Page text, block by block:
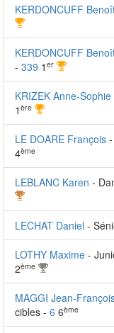
KERDONCUFF
KERDONCUFF
- 339 1 er
KRIZEK Anne-Sophie
1 ère
LE DOARE François
4ème
LEBLANC Karen -
LECHAT Daniel -
LOTHY Maxime -
2ème
MAGGI Jean-
cibles - 6 6ème